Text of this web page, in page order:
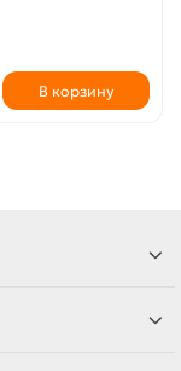
В корзину